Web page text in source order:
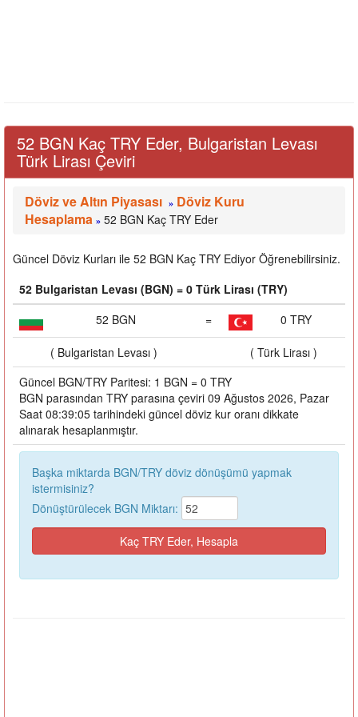
52 BGN Kaç TRY Eder, Bulgaristan Levası
Türk Lirası Çeviri
Döviz ve Altın Piyasası » Döviz Kuru
Hesaplama » 52 BGN Kaç TRY Eder
Güncel Döviz Kurları ile 52 BGN Kaç TRY Ediyor Öğrenebilirsiniz.
52 Bulgaristan Levası (BGN) = 0 Türk Lirası (TRY)
52 BGN
= 0 TRY
( Bulgaristan Levası )
( Türk Lirası )
Güncel BGN/TRY Paritesi: 1 BGN = 0 TRY
BGN parasından TRY parasına çeviri 09 Ağustos 2026, Pazar
Saat 08:39:05 tarihindeki güncel döviz kur oranı dikkate
alınarak hesaplanmıştır.
Başka miktarda BGN/TRY döviz dönüşümü yapmak
istermisiniz?
Dönüştürülecek BGN Miktarı: